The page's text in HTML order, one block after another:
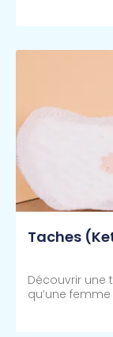
Découvrir
qu’une